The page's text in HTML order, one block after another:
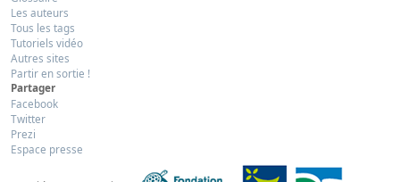
Les auteurs
Tous les tags
Tutoriels vidéo
Autres sites
Partir en sortie !
Partager
Facebook
Twitter
Prezi
Espace presse